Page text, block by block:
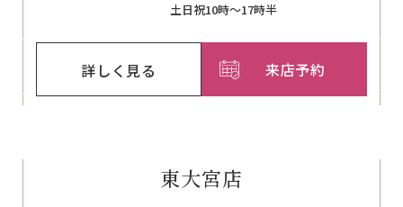
土日祝10時～17時半
詳しく見る 来店予約
東大宮店